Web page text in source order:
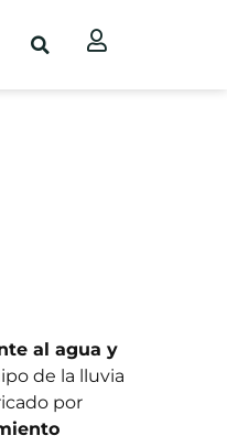
al agua y
de la lluvia
por